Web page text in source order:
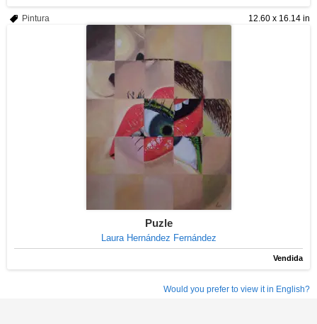
12.60 x 16.14 in
Pintura
Puzle
Laura Hernández Fernández
Vendida
Would you prefer to view it in English?